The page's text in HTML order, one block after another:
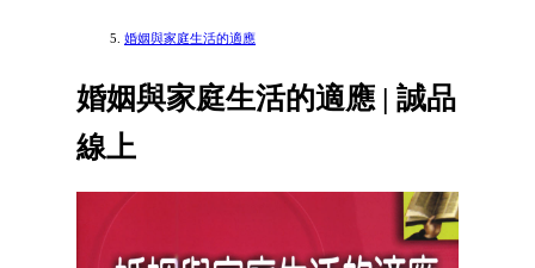
婚姻與家庭生活的適應
婚姻與家庭生活的適應 | 誠品
線上